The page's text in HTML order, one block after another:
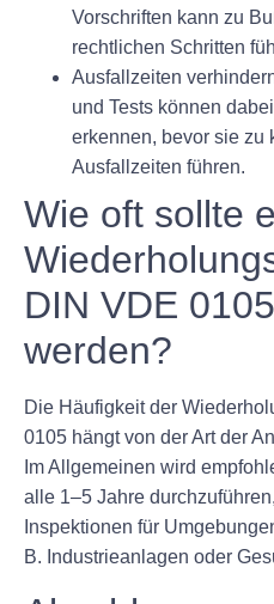
Vorschriften kann zu
rechtlichen Schritten
Ausfallzeiten
und Tests können
erkennen, bevor sie zu
Ausfallzeiten führen.
Wie oft sollte
DIN VDE
werden?
Die Häufigkeit der
0105 hängt von der Art der
Im Allgemeinen wird
alle 1–5 Jahre
Inspektionen für
B. Industrieanlagen oder